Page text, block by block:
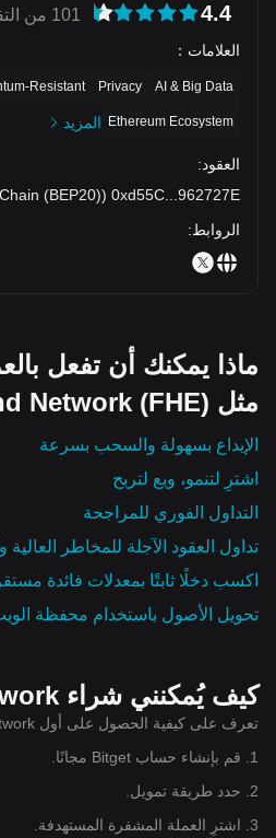
4.4 101 من التقييمات
العلامات ：
AI & Big Data
Privacy
Resistant
Ethereum Ecosystem المزيد
العقود:
0xd55C
962727E
(
(BEP20)
الروابط:
ماذا يمكنك أن تفعل
مثل Mind Network (FHE)؟
الإيداع بسهولة والسحب بسرعة
اشترِ لتنمو، وبع لتربح
التداول الفوري للمراجحة
تداول العقود الآجلة للمخاطر العالية
اكسب دخلًا ثابتًا بمعدلات فائدة
تحويل الأصول باستخدام محفظة الويب 3 الخاصة
كيف يُمكنني شراء Mind Network؟
تعرف على كيفية الحصول على أول Mind Network خلال دقائق.
1. قم بإنشاء حساب Bitget مجانًا.
2. حدد طريقة تمويل.
3. اشترِ العملة المشفرة المستهدفة.